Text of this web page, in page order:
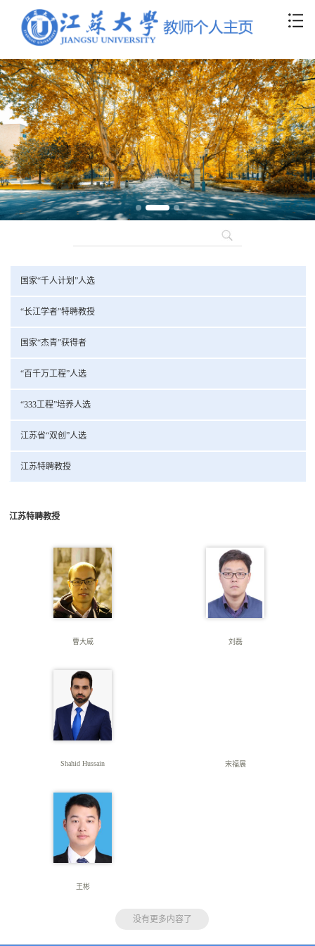
国家“千人计划”人选
“长江学者”特聘教授
国家“杰青”获得者
“百千万工程”人选
“333工程”培养人选
江苏省“双创”人选
江苏特聘教授
江苏特聘教授
曹大威 刘磊
Shahid Hussain 宋福展
王彬
没有更多内容了